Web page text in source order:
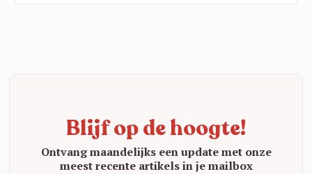
Blijf op de hoogte!
Ontvang maandelijks een update met onze
meest recente artikels in je mailbox